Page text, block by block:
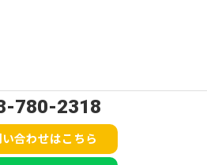
780-2318
い合わせはこちら